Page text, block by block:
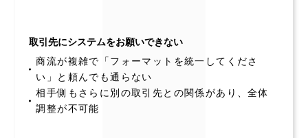
取引先にシステムをお願いできない
商流が複雑で「フォーマットを統一してくださ
い」と頼んでも通らない
相手側もさらに別の取引先との関係があり、全体
調整が不可能